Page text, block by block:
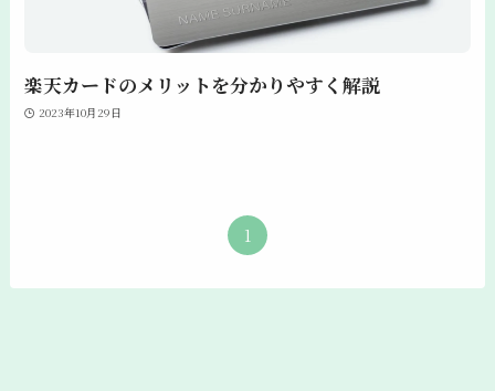
楽天カードのメリットを分かりやすく解説
2023年10月29日
1